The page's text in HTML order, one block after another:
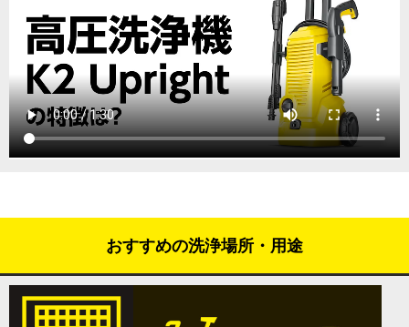
おすすめの洗浄場所・用途